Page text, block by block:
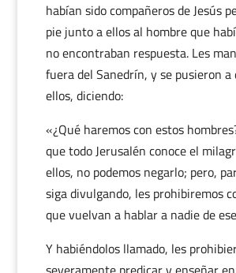
habían sido compañeros de Jesús
pie junto a ellos al hombre que
no encontraban respuesta. Les
fuera del Sanedrín, y se pusieron
ellos, diciendo:
«¿Qué haremos con estos
que todo Jerusalén conoce el
ellos, no podemos negarlo; pero,
siga divulgando, les prohibiremos
que vuelvan a hablar a nadie de
Y habiéndolos llamado, les